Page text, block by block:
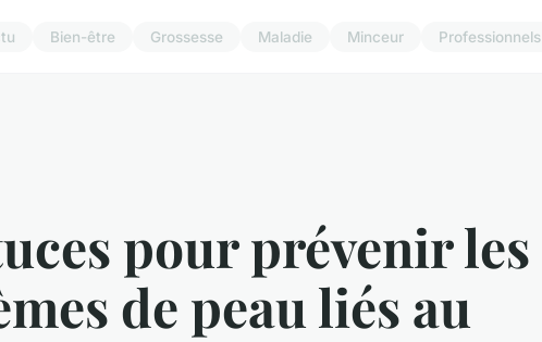
Bien-être Grossesse Maladie Minceur Professionnels
pour prévenir les
de peau liés au